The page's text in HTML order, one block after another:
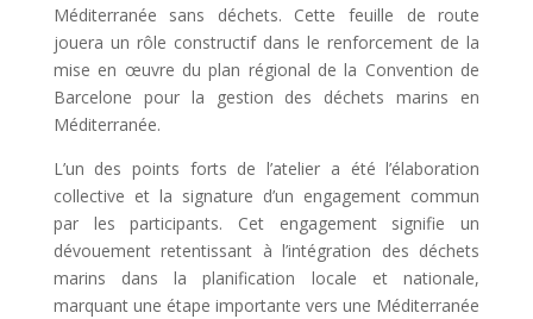
Méditerranée sans déchets. Cette feuille de route
jouera un rôle constructif dans le renforcement de la
mise en œuvre du plan régional de la Convention de
Barcelone pour la gestion des déchets marins en
Méditerranée.
L’un des points forts de l’atelier a été l’élaboration
collective et la signature d’un engagement commun
par les participants. Cet engagement signifie un
dévouement retentissant à l’intégration des déchets
marins dans la planification locale et nationale,
marquant une étape importante vers une Méditerranée